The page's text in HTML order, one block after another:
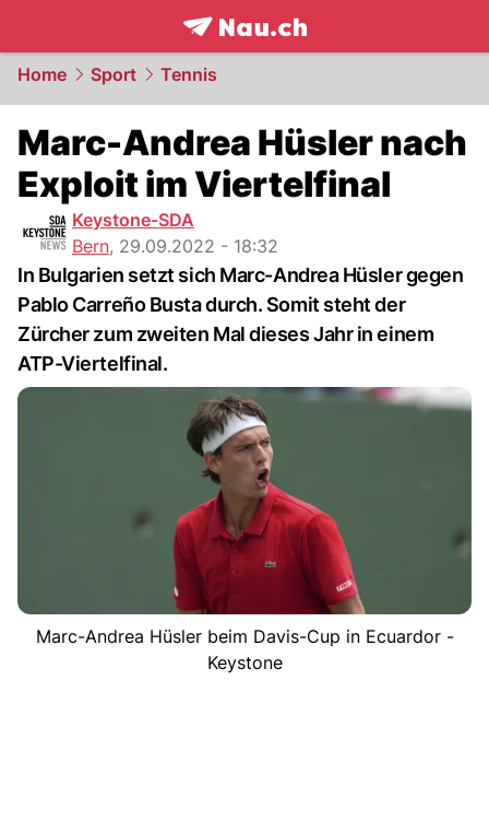
frontpage.NAU.ch
Home Sport Tennis
Marc-Andrea Hüsler nach
Exploit im Viertelfinal
Keystone-SDA
Bern, 29.09.2022 - 18:32
In Bulgarien setzt sich Marc-Andrea Hüsler gegen
Pablo Carreño Busta durch. Somit steht der
Zürcher zum zweiten Mal dieses Jahr in einem
ATP-Viertelfinal.
Marc-Andrea Hüsler beim Davis-Cup in Ecuardor -
Keystone